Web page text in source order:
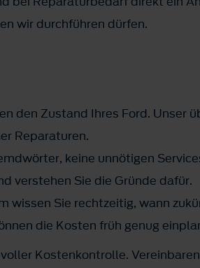
wir durchführen dürfen.
den Zustand Ihres Ford. Unser
Reparaturen.
keine unnötigen
verstehen Sie die Gründe dafür.
wissen Sie rechtzeitig, wann
die Kosten früh genug
Kostenkontrolle.